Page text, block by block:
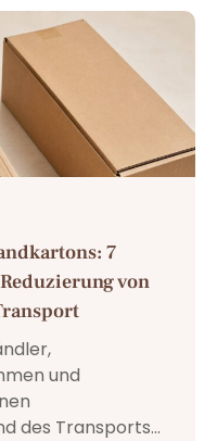
7
von
und
des Transports...